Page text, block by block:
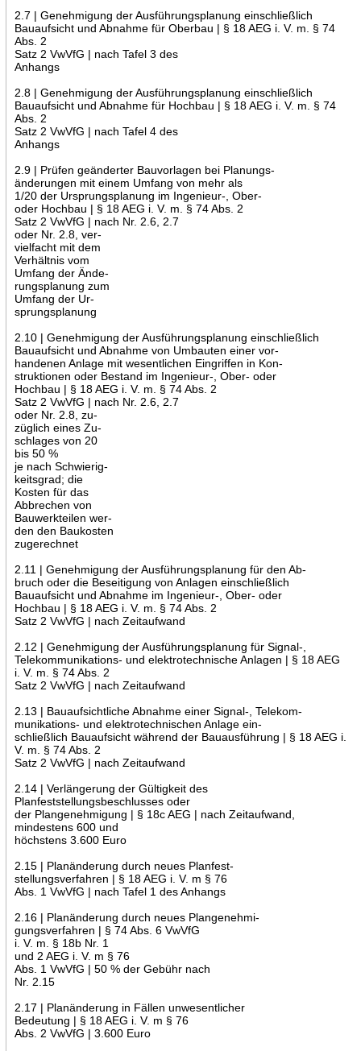
2.7 | Genehmigung der Ausführungsplanung einschließlich
Bauaufsicht und Abnahme für Oberbau | § 18 AEG i. V. m. § 74
Abs. 2
Satz 2 VwVfG | nach Tafel 3 des
Anhangs
2.8 | Genehmigung der Ausführungsplanung einschließlich
Bauaufsicht und Abnahme für Hochbau | § 18 AEG i. V. m. § 74
Abs. 2
Satz 2 VwVfG | nach Tafel 4 des
Anhangs
2.9 | Prüfen geänderter Bauvorlagen bei Planungs-
änderungen mit einem Umfang von mehr als
1/20 der Ursprungsplanung im Ingenieur-, Ober-
oder Hochbau | § 18 AEG i. V. m. § 74 Abs. 2
Satz 2 VwVfG | nach Nr. 2.6, 2.7
oder Nr. 2.8, ver-
vielfacht mit dem
Verhältnis vom
Umfang der Ände-
rungsplanung zum
Umfang der Ur-
sprungsplanung
2.10 | Genehmigung der Ausführungsplanung einschließlich
Bauaufsicht und Abnahme von Umbauten einer vor-
handenen Anlage mit wesentlichen Eingriffen in Kon-
struktionen oder Bestand im Ingenieur-, Ober- oder
Hochbau | § 18 AEG i. V. m. § 74 Abs. 2
Satz 2 VwVfG | nach Nr. 2.6, 2.7
oder Nr. 2.8, zu-
züglich eines Zu-
schlages von 20
bis 50 %
je nach Schwierig-
keitsgrad; die
Kosten für das
Abbrechen von
Bauwerkteilen wer-
den den Baukosten
zugerechnet
2.11 | Genehmigung der Ausführungsplanung für den Ab-
bruch oder die Beseitigung von Anlagen einschließlich
Bauaufsicht und Abnahme im Ingenieur-, Ober- oder
Hochbau | § 18 AEG i. V. m. § 74 Abs. 2
Satz 2 VwVfG | nach Zeitaufwand
2.12 | Genehmigung der Ausführungsplanung für Signal-,
Telekommunikations- und elektrotechnische Anlagen | § 18 AEG
i. V. m. § 74 Abs. 2
Satz 2 VwVfG | nach Zeitaufwand
2.13 | Bauaufsichtliche Abnahme einer Signal-, Telekom-
munikations- und elektrotechnischen Anlage ein-
schließlich Bauaufsicht während der Bauausführung | § 18 AEG i.
V. m. § 74 Abs. 2
Satz 2 VwVfG | nach Zeitaufwand
2.14 | Verlängerung der Gültigkeit des
Planfeststellungsbeschlusses oder
der Plangenehmigung | § 18c AEG | nach Zeitaufwand,
mindestens 600 und
höchstens 3.600 Euro
2.15 | Planänderung durch neues Planfest-
stellungsverfahren | § 18 AEG i. V. m § 76
Abs. 1 VwVfG | nach Tafel 1 des Anhangs
2.16 | Planänderung durch neues Plangenehmi-
gungsverfahren | § 74 Abs. 6 VwVfG
i. V. m. § 18b Nr. 1
und 2 AEG i. V. m § 76
Abs. 1 VwVfG | 50 % der Gebühr nach
Nr. 2.15
2.17 | Planänderung in Fällen unwesentlicher
Bedeutung | § 18 AEG i. V. m § 76
Abs. 2 VwVfG | 3.600 Euro